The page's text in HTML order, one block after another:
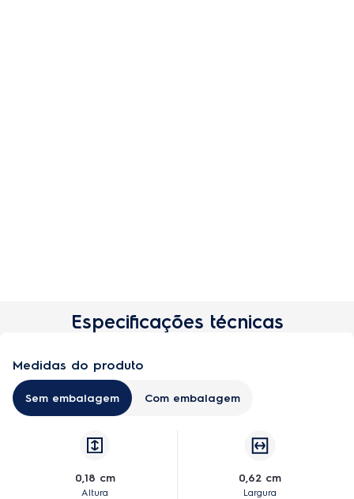
Especificações técnicas
Medidas do produto
Sem embalagem Com embalagem
0,18 cm
Altura
0,62 cm
Largura